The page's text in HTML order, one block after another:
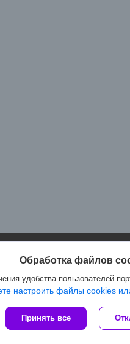
Сайт создан на платформе
Политика обработки файлов
Обработка файлов
удобства пользователей
настроить файлы cookies
Принять все
Артмастер.бел |
Пожаловаться на
Select Language ▼